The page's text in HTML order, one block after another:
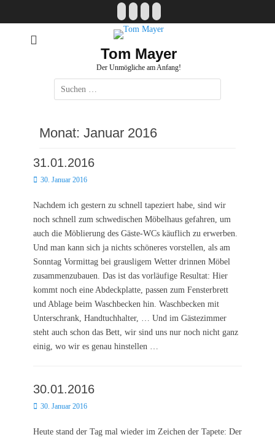
Mail
Tom Mayer
Der Unmögliche am Anfang!
Suche
nach:
Monat: Januar 2016
31.01.2016
Posted
30. Januar 2016
Nachdem ich gestern zu schnell tapeziert habe, sind wir
noch schnell zum schwedischen Möbelhaus gefahren, um
auch die Möblierung des Gäste-WCs käuflich zu erwerben.
Und man kann sich ja nichts schöneres vorstellen, als am
Sonntag Vormittag bei grausligem Wetter drinnen Möbel
zusammenzubauen. Das ist das vorläufige Resultat: Hier
kommt noch eine Abdeckplatte, passen zum Fensterbrett
und Ablage beim Waschbecken hin. Waschbecken mit
Unterschrank, Handtuchhalter, … Und im Gästezimmer
steht auch schon das Bett, wir sind uns nur noch nicht ganz
einig, wo wir es genau hinstellen …
30.01.2016
Posted
30. Januar 2016
Heute stand der Tag mal wieder im Zeichen der Tapete: Der